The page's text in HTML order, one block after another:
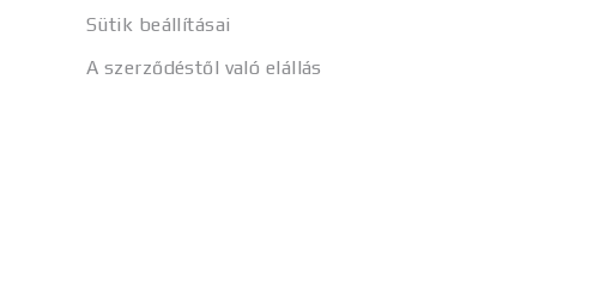
Sütik beállításai
A szerződéstől való elállás